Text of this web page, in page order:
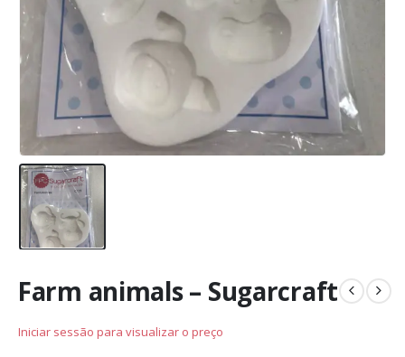
Farm animals – Sugarcraft
Iniciar sessão para visualizar o preço